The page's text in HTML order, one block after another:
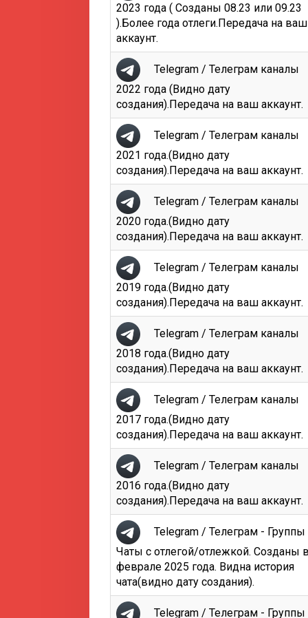
2023 года ( Созданы 08.23 или 09.23
).Более года отлеги.Передача на ваш
аккаунт.
Telegram / Телеграм каналы
2022 года (Видно дату
создания).Передача на ваш аккаунт.
Telegram / Телеграм каналы
2021 года.(Видно дату
создания).Передача на ваш аккаунт.
Telegram / Телеграм каналы
2020 года.(Видно дату
создания).Передача на ваш аккаунт.
Telegram / Телеграм каналы
2019 года.(Видно дату
создания).Передача на ваш аккаунт.
Telegram / Телеграм каналы
2018 года.(Видно дату
создания).Передача на ваш аккаунт.
Telegram / Телеграм каналы
2017 года.(Видно дату
создания).Передача на ваш аккаунт.
Telegram / Телеграм каналы
2016 года.(Видно дату
создания).Передача на ваш аккаунт.
Telegram / Телеграм - Группы
Чаты с отлегой/отлежкой. Созданы
феврале 2025 года. Видна история
чата(видно дату создания).
Telegram / Телеграм - Группы